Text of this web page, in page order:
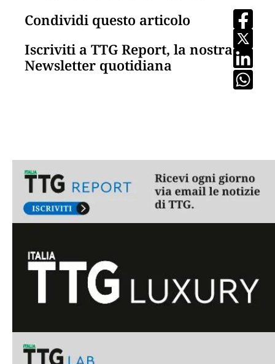
Condividi questo articolo
Iscriviti a TTG Report, la nostra
Newsletter quotidiana